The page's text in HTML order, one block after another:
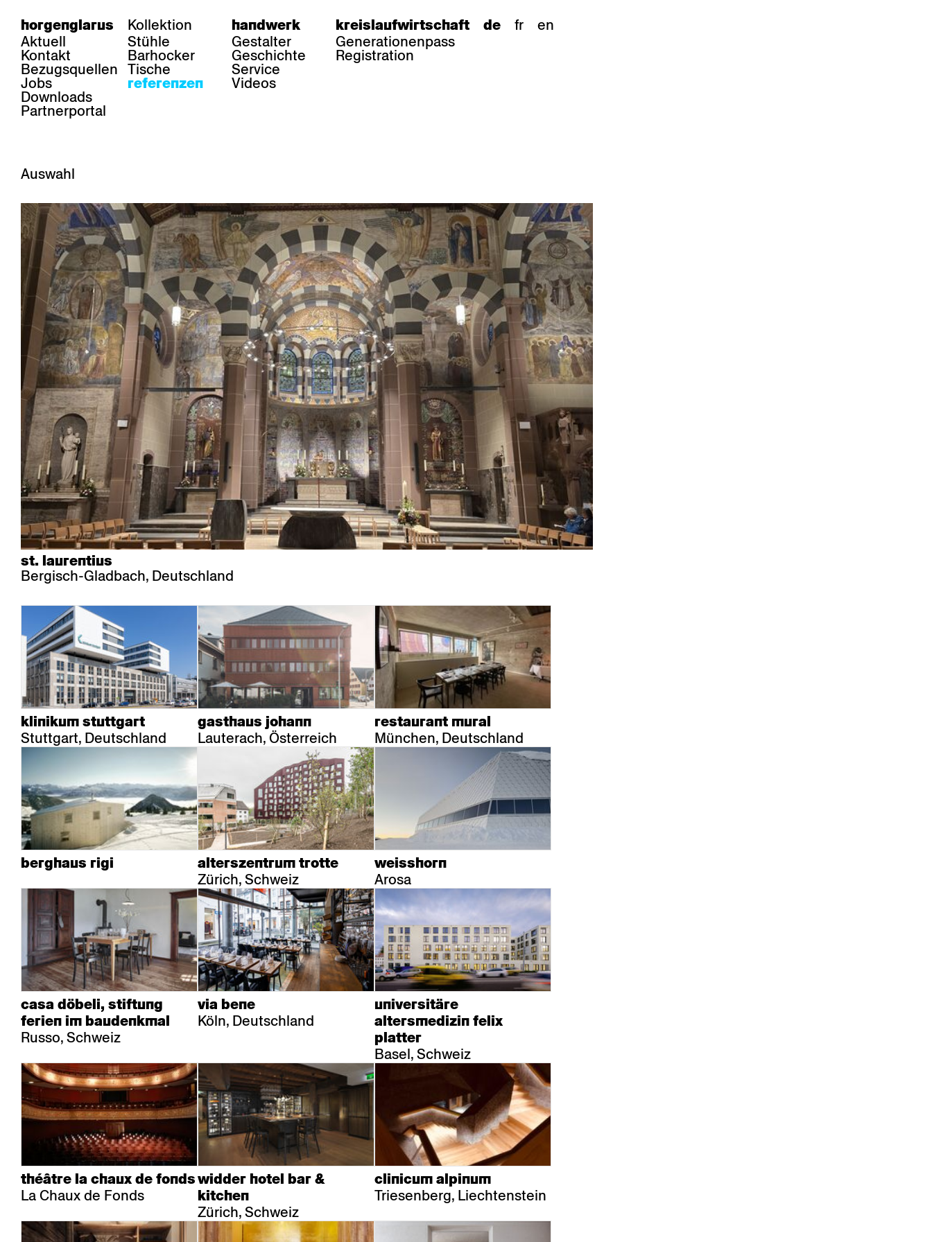
horgenglarus
Aktuell
Kontakt
Bezugsquellen
Jobs
Downloads
Partnerportal
Kollektion
Stühle
Barhocker
Tische
referenzen
handwerk
Gestalter
Geschichte
Service
Videos
kreislaufwirtschaft
Generationenpass
Registration
de fr en
Auswahl
bereich
Gastronomie
Gesundheit
Hotellerie
Industrie
Institutionen
Kultur / Leben
Privatresidenz
Saalbestuhlung
Sakralbauten
stühle
Belair
Classic
Diva
Dom
Einpunktstuhl
Epos
Esposito
Forum l
Forum ll
GA Stuhl
GGW
Haefeli
Honett
Icon
Imma
Klio
Lounge
Lyra
Lyra Szena
Matura
Miro
Moser
Plenum
Péclard
Safran
Select
Seley
Stapel
tische
Boq
Epoc
Ess.Tee.Tisch
Gloria
Lyra Lounge
Mi
Mi Massiv
Mih
Poq
Prova
RQ Light
Savoy
Semper
Sigma
TRH
barhocker
Classic
Honett
Imma
Lyra
Miro
Miro
Omega
Select
st. laurentius
Bergisch-Gladbach, Deutschland
klinikum stuttgart
Stuttgart, Deutschland
gasthaus johann
Lauterach, Österreich
restaurant mural
München, Deutschland
berghaus rigi alterszentrum trotte
Zürich, Schweiz
weisshorn
Arosa
casa döbeli, stiftung
ferien im baudenkmal
Russo, Schweiz
via bene
Köln, Deutschland
universitäre
altersmedizin felix
platter
Basel, Schweiz
théâtre la chaux de fonds
La Chaux de Fonds
widder hotel bar &
kitchen
Zürich, Schweiz
clinicum alpinum
Triesenberg, Liechtenstein